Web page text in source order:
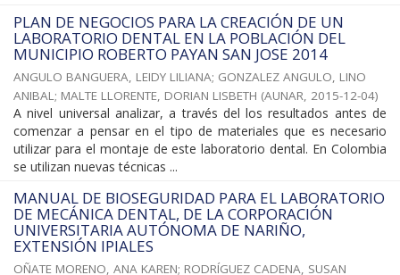
PLAN DE NEGOCIOS PARA LA CREACIÓN DE UN
LABORATORIO DENTAL EN LA POBLACIÓN DEL
MUNICIPIO ROBERTO PAYAN SAN JOSE 2014
ANGULO BANGUERA, LEIDY LILIANA; GONZALEZ ANGULO, LINO
ANIBAL; MALTE LLORENTE, DORIAN LISBETH (AUNAR, 2015-12-04)
A nivel universal analizar, a través del los resultados antes de
comenzar a pensar en el tipo de materiales que es necesario
utilizar para el montaje de este laboratorio dental. En Colombia
se utilizan nuevas técnicas ...
MANUAL DE BIOSEGURIDAD PARA EL LABORATORIO
DE MECÁNICA DENTAL, DE LA CORPORACIÓN
UNIVERSITARIA AUTÓNOMA DE NARIÑO,
EXTENSIÓN IPIALES
OÑATE MORENO, ANA KAREN; RODRÍGUEZ CADENA, SUSAN